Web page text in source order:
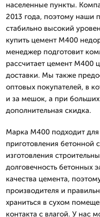
населенные пункты.
2013 года, поэтому наши
стабильно высокий
купить цемент М400
менеджер подготовит
рассчитает цемент М400
доставки. Мы также
оптовых покупателей, в
и за мешок, а при
дополнительная скидка.
Марка М400 подходит
приготовления бетонной
изготовления
долговечность бетонных
качества цемента,
производителя и
храниться в сухом
контакта с влагой. У нас